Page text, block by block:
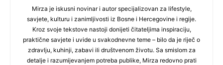
Mirza je iskusni novinar i autor specijalizovan za lifestyle,
savjete, kulturu i zanimljivosti iz Bosne i Hercegovine i regije.
Kroz svoje tekstove nastoji donijeti čitateljima inspiraciju,
praktične savjete i uvide u svakodnevne teme – bilo da je riječ o
zdravlju, kuhinji, zabavi ili društvenom životu. Sa smislom za
detalje i razumijevanjem potreba publike, Mirza redovno prati